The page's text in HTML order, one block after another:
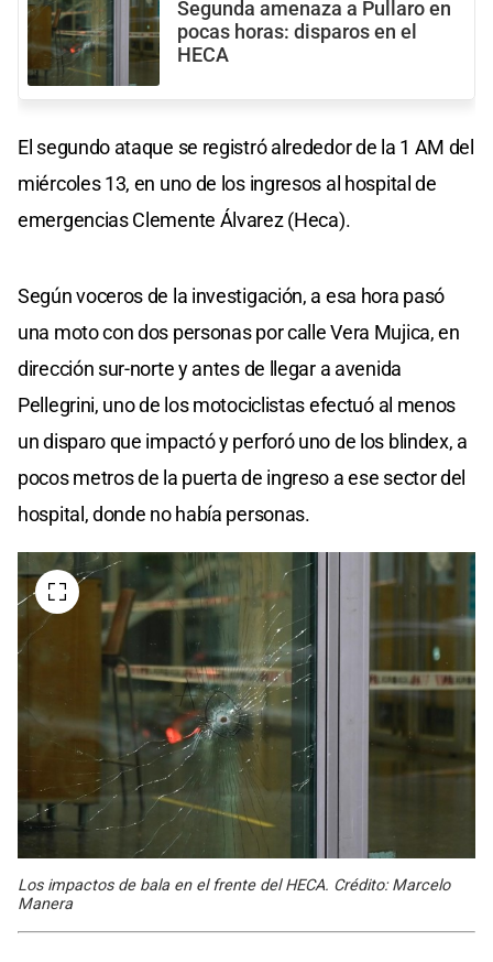
Segunda amenaza a Pullaro en
pocas horas: disparos en el
HECA
El segundo ataque se registró alrededor de la 1 AM del
miércoles 13, en uno de los ingresos al hospital de
emergencias Clemente Álvarez (Heca).
Según voceros de la investigación, a esa hora pasó
una moto con dos personas por calle Vera Mujica, en
dirección sur-norte y antes de llegar a avenida
Pellegrini, uno de los motociclistas efectuó al menos
un disparo que impactó y perforó uno de los blindex, a
pocos metros de la puerta de ingreso a ese sector del
hospital, donde no había personas.
Los impactos de bala en el frente del HECA. Crédito: Marcelo
Manera